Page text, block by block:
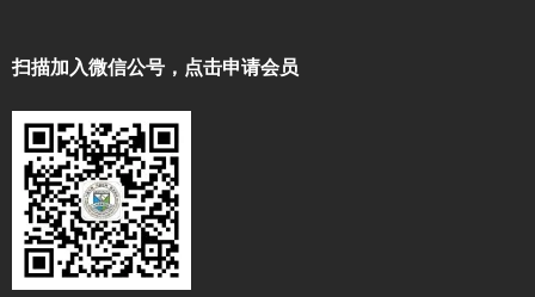
扫描加入微信公号，点击申请会员